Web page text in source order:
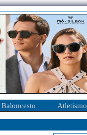
Baloncesto Atletismo